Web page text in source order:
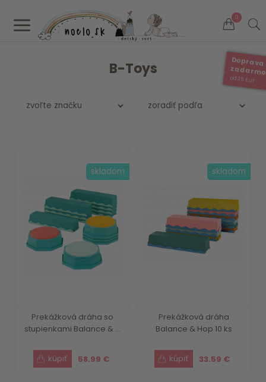
a 0
Doprava
od 35 Eur
B-Toys
Prekážková dráha so
stupienkami Balance & ...
58.99 €
skladom
Prekážková dráha
Balance & Hop 10 ks
33.59 €
skladom